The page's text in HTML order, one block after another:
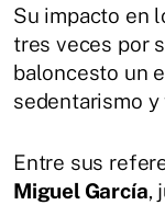
Su impacto en
tres veces por
baloncesto un
sedentarismo
Entre sus
Miguel García,